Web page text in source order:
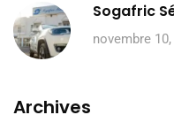
Sogafric
novembre
Archives